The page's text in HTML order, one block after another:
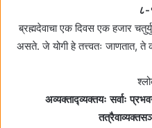
ब्रह्मदेवाचा एक दिवस एक हजार
असते. जे योगी हे तत्त्वतः जाणतात,
अव्यक्ताद्व्यक्तयः सर्वाः